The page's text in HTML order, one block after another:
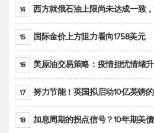
14 西方就俄石油上限尚未达成一致
15 国际金价上方阻力看向1758美元
16 美原油交易策略：疫情担忧情绪
17 努力节能！英国拟启动10亿英镑的
18 加息周期的拐点信号？10年期美债收益